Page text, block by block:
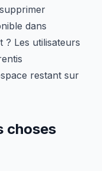
dans
? Les utilisateurs
restant sur
choses